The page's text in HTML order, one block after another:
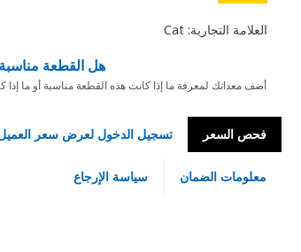
العلامة التجارية: Cat
هل القطعة
أضف معداتك لمعرفة ما إذا كانت هذه القطعة مناسبة أو ما إذا
فحص السعر تسجيل الدخول لعرض سعر
معلومات الضمان سياسة الإرجاع